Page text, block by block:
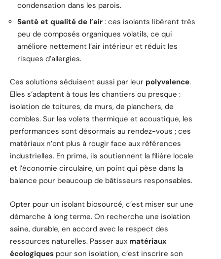
condensation dans les parois.
Santé et qualité de l’air : ces isolants libèrent très
peu de composés organiques volatils, ce qui
améliore nettement l’air intérieur et réduit les
risques d’allergies.
Ces solutions séduisent aussi par leur polyvalence.
Elles s’adaptent à tous les chantiers ou presque :
isolation de toitures, de murs, de planchers, de
combles. Sur les volets thermique et acoustique, les
performances sont désormais au rendez-vous ; ces
matériaux n’ont plus à rougir face aux références
industrielles. En prime, ils soutiennent la filière locale
et l’économie circulaire, un point qui pèse dans la
balance pour beaucoup de bâtisseurs responsables.
Opter pour un isolant biosourcé, c’est miser sur une
démarche à long terme. On recherche une isolation
saine, durable, en accord avec le respect des
ressources naturelles. Passer aux matériaux
écologiques pour son isolation, c’est inscrire son